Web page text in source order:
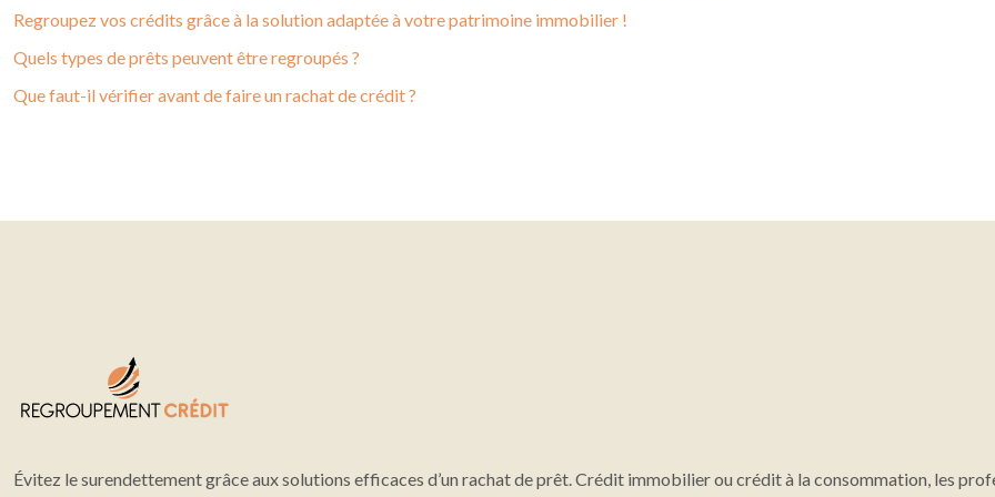
Regroupez vos crédits grâce à la solution adaptée à votre patrimoine immobilier !
Quels types de prêts peuvent être regroupés ?
Que faut-il vérifier avant de faire un rachat de crédit ?
Évitez le surendettement grâce aux solutions efficaces d’un rachat de prêt. Crédit immobilier ou crédit à la consommation, les